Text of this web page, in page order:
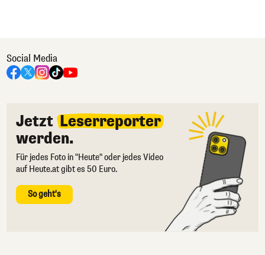
Social Media
Jetzt Leserreporter
werden.
Für jedes Foto in "Heute" oder jedes Video
auf Heute.at gibt es 50 Euro.
So geht's